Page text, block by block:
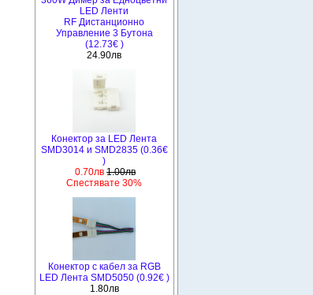
LED Ленти
RF Дистанционно
Управление 3 Бутона
(12.73€ )
24.90лв
Конектор за LED Лента
SMD3014 и SMD2835 (0.36€
)
0.70лв 1.00лв
Спестявате 30%
Конектор с кабел за RGB
LED Лента SMD5050 (0.92€ )
1.80лв